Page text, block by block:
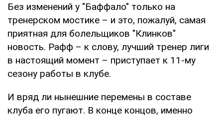
Без изменений у "Баффало" только на
тренерском мостике – и это, пожалуй, самая
приятная для болельщиков "Клинков"
новость. Рафф – к слову, лучший тренер лиги
в настоящий момент – приступает к 11-му
сезону работы в клубе.
И вряд ли нынешние перемены в составе
клуба его пугают. В конце концов, именно